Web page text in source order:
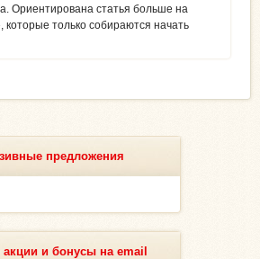
Ориентирована статья больше на
которые только собираются начать
предложения
и бонусы на email